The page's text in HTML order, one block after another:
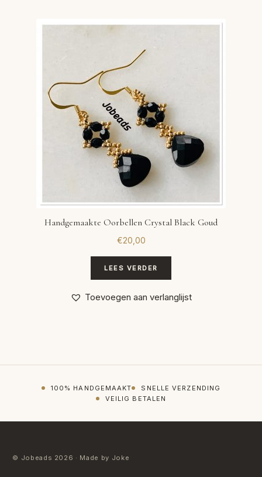
Handgemaakte Oorbellen Crystal Black Goud
€20,00
LEES VERDER
Toevoegen aan verlanglijst
100% HANDGEMAAKT
SNELLE VERZENDING
VEILIG BETALEN
© Jobeads 2026 · Made by Joke